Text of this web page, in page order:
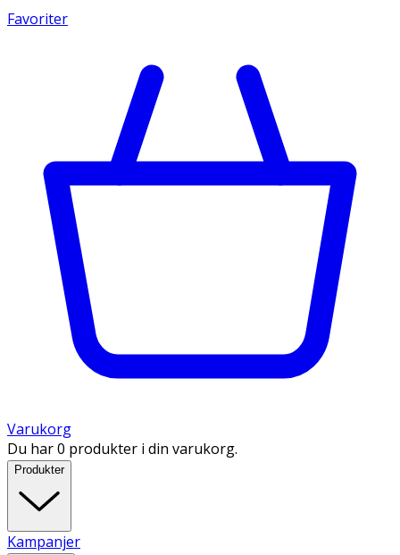
Favoriter
Varukorg
Du har 0 produkter i din varukorg.
Produkter
Kampanjer